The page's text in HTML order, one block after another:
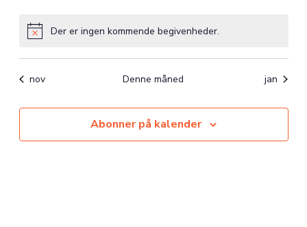
NoticeDer er ingen kommende begivenheder.
nov Denne måned jan
Abonner på kalender